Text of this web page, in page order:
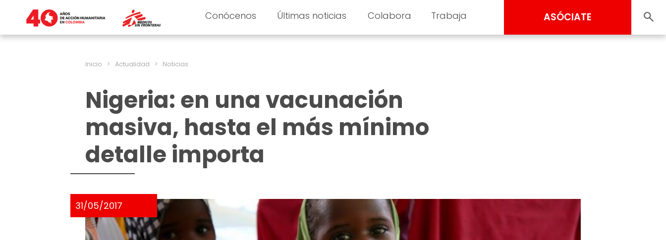
Conócenos Últimas noticias Colabora Trabaja ASÓCIATE
Inicio > Actualidad > Noticias
Nigeria: en una vacunación
masiva, hasta el más mínimo
detalle importa
31/05/2017